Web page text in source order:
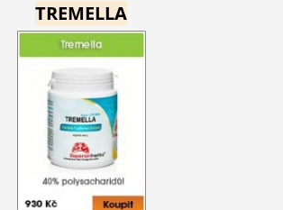
TREMELLA